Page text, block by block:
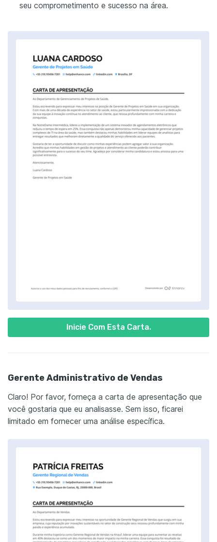
Inicie Com Esta Carta.
seu comprometimento e sucesso na área.
Gerente Administrativo de Vendas
Claro! Por favor, forneça a carta de apresentação que
você gostaria que eu analisasse. Sem isso, ficarei
limitado em fornecer uma análise específica.